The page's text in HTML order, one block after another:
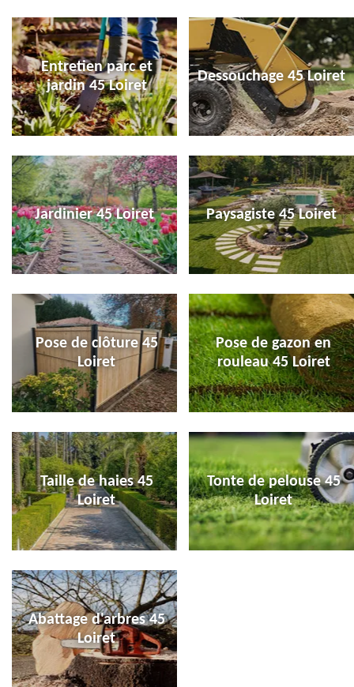
Entretien parc et
jardin 45 Loiret
Dessouchage 45 Loiret
Jardinier 45 Loiret Paysagiste 45 Loiret
Pose de clôture 45
Loiret
Pose de gazon en
rouleau 45 Loiret
Taille de haies 45
Loiret
Tonte de pelouse 45
Loiret
Abattage d'arbres 45
Loiret